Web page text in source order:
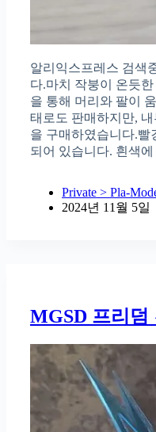
알리익스프레스 검색
다.마치 작붕이 온듯
을 통해 머리와 팔이
태로도 판매하지만,
을 구매하였습니다.빨
되어 있습니다. 흰색
Private > Pla-
2024년 11월 5일
MGSD 프리덤